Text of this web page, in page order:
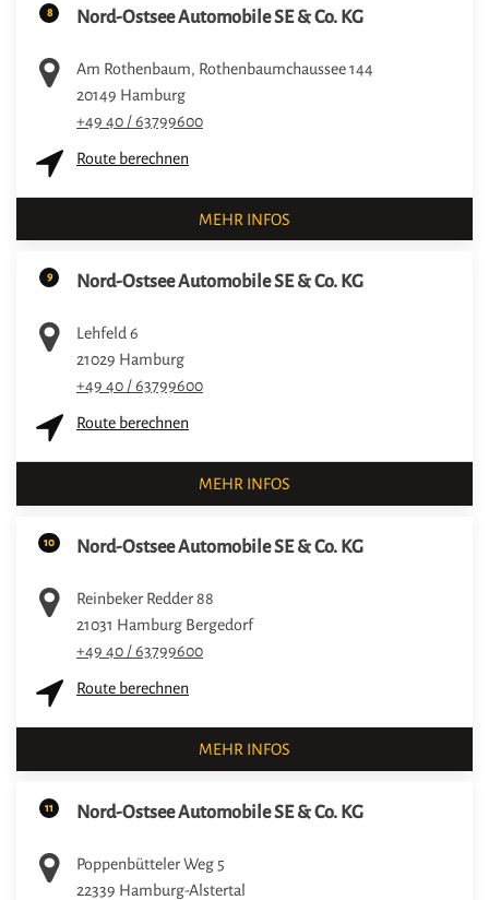
8 Nord-Ostsee Automobile SE & Co. KG
Am Rothenbaum, Rothenbaumchaussee 144
20149 Hamburg
+49 40 / 63799600
Route berechnen
MEHR INFOS
9 Nord-Ostsee Automobile SE & Co. KG
Lehfeld 6
21029 Hamburg
+49 40 / 63799600
Route berechnen
MEHR INFOS
10 Nord-Ostsee Automobile SE & Co. KG
Reinbeker Redder 88
21031 Hamburg Bergedorf
+49 40 / 63799600
Route berechnen
MEHR INFOS
11 Nord-Ostsee Automobile SE & Co. KG
Poppenbütteler Weg 5
22339 Hamburg-Alstertal